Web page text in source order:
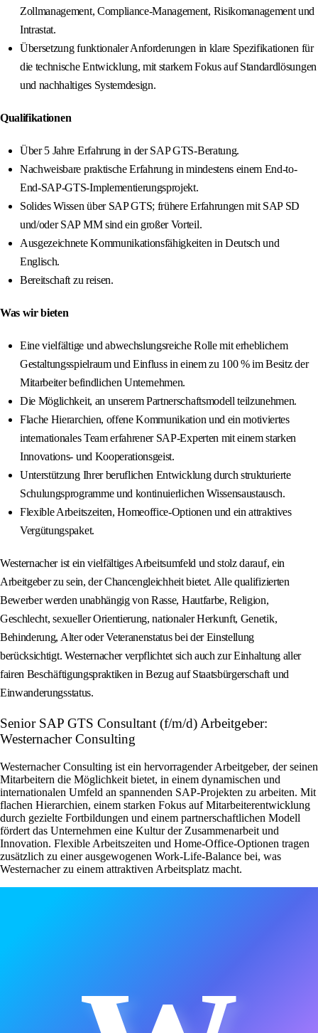
Zollmanagement, Compliance-Management, Risikomanagement und
Intrastat.
Übersetzung funktionaler Anforderungen in klare Spezifikationen für
die technische Entwicklung, mit starkem Fokus auf Standardlösungen
und nachhaltiges Systemdesign.
Qualifikationen
Über 5 Jahre Erfahrung in der SAP GTS-Beratung.
Nachweisbare praktische Erfahrung in mindestens einem End-to-
End-SAP-GTS-Implementierungsprojekt.
Solides Wissen über SAP GTS; frühere Erfahrungen mit SAP SD
und/oder SAP MM sind ein großer Vorteil.
Ausgezeichnete Kommunikationsfähigkeiten in Deutsch und
Englisch.
Bereitschaft zu reisen.
Was wir bieten
Eine vielfältige und abwechslungsreiche Rolle mit erheblichem
Gestaltungsspielraum und Einfluss in einem zu 100 % im Besitz der
Mitarbeiter befindlichen Unternehmen.
Die Möglichkeit, an unserem Partnerschaftsmodell teilzunehmen.
Flache Hierarchien, offene Kommunikation und ein motiviertes
internationales Team erfahrener SAP-Experten mit einem starken
Innovations- und Kooperationsgeist.
Unterstützung Ihrer beruflichen Entwicklung durch strukturierte
Schulungsprogramme und kontinuierlichen Wissensaustausch.
Flexible Arbeitszeiten, Homeoffice-Optionen und ein attraktives
Vergütungspaket.
Westernacher ist ein vielfältiges Arbeitsumfeld und stolz darauf, ein
Arbeitgeber zu sein, der Chancengleichheit bietet. Alle qualifizierten
Bewerber werden unabhängig von Rasse, Hautfarbe, Religion,
Geschlecht, sexueller Orientierung, nationaler Herkunft, Genetik,
Behinderung, Alter oder Veteranenstatus bei der Einstellung
berücksichtigt. Westernacher verpflichtet sich auch zur Einhaltung aller
fairen Beschäftigungspraktiken in Bezug auf Staatsbürgerschaft und
Einwanderungsstatus.
Senior SAP GTS Consultant (f/m/d) Arbeitgeber:
Westernacher Consulting
Westernacher Consulting ist ein hervorragender Arbeitgeber, der seinen
Mitarbeitern die Möglichkeit bietet, in einem dynamischen und
internationalen Umfeld an spannenden SAP-Projekten zu arbeiten. Mit
flachen Hierarchien, einem starken Fokus auf Mitarbeiterentwicklung
durch gezielte Fortbildungen und einem partnerschaftlichen Modell
fördert das Unternehmen eine Kultur der Zusammenarbeit und
Innovation. Flexible Arbeitszeiten und Home-Office-Optionen tragen
zusätzlich zu einer ausgewogenen Work-Life-Balance bei, was
Westernacher zu einem attraktiven Arbeitsplatz macht.